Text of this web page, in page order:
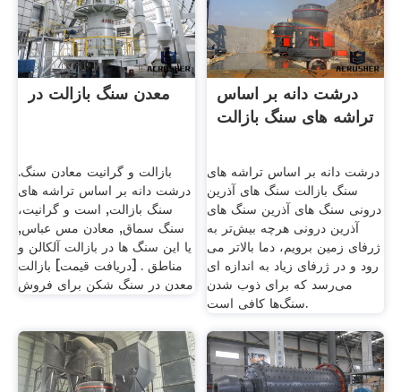
معدن سنگ بازالت در
بازالت و گرانیت معادن سنگ.
درشت دانه بر اساس تراشه های
سنگ بازالت, است و گرانیت،
سنگ سماق, معادن مس عباس,
یا این سنگ ها در بازالت آلکالن و
مناطق . [دریافت قیمت] بازالت
معدن در سنگ شکن برای فروش
درشت دانه بر اساس
تراشه های سنگ بازالت
درشت دانه بر اساس تراشه های
سنگ بازالت سنگ های آذرین
درونی سنگ های آذرین سنگ های
آذرین درونی هرچه بیش‌تر به
ژرفای زمین برویم، دما بالاتر می
‌رود و در ژرفای زیاد به اندازه‌ ای
می‌رسد که برای ذوب‌ شدن
سنگ‌ها کافی است.